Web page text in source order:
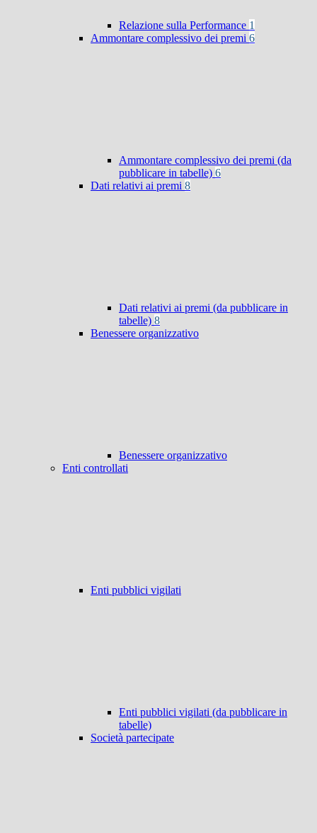
Relazione sulla Performance 1
Ammontare complessivo dei premi 6
Ammontare complessivo dei premi (da
pubblicare in tabelle) 6
Dati relativi ai premi 8
Dati relativi ai premi (da pubblicare in
tabelle) 8
Benessere organizzativo
Benessere organizzativo
Enti controllati
Enti pubblici vigilati
Enti pubblici vigilati (da pubblicare in
tabelle)
Società partecipate